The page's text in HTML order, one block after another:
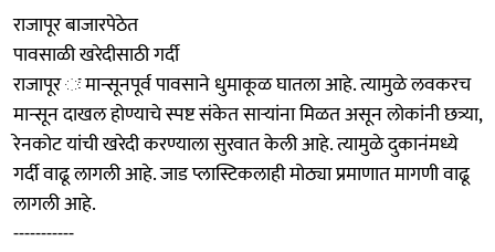
राजापूर बाजारपेठेत
पावसाळी खरेदीसाठी गर्दी
राजापूर ः मान्सूनपूर्व पावसाने धुमाकूळ घातला आहे. त्यामुळे लवकरच
मान्सून दाखल होण्याचे स्पष्ट संकेत सार्‍यांना मिळत असून लोकांनी छत्र्या,
रेनकोट यांची खरेदी करण्याला सुरवात केली आहे. त्यामुळे दुकानंमध्ये
गर्दी वाढू लागली आहे. जाड प्लास्टिकलाही मोठ्या प्रमाणात मागणी वाढू
लागली आहे.
-----------